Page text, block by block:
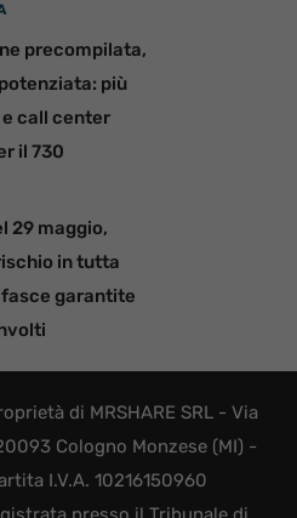
precompilata,
più
call center
il 730
29 maggio,
in tutta
garantite
di MRSHARE SRL - Via
Cologno Monzese (MI) -
I.V.A. 10216150960